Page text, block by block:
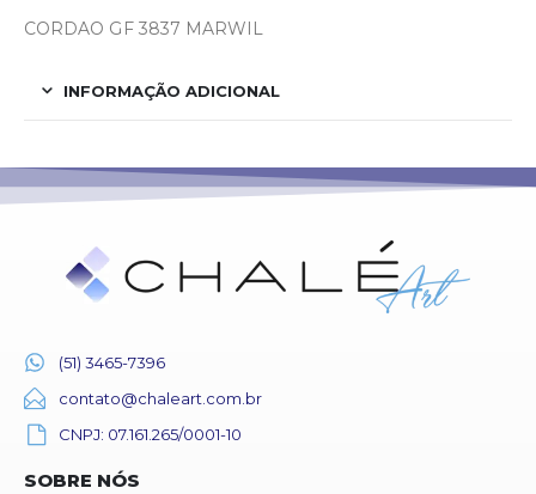
CORDAO GF 3837 MARWIL
INFORMAÇÃO ADICIONAL
(51) 3465-7396
contato@chaleart.com.br
CNPJ: 07.161.265/0001-10
SOBRE NÓS